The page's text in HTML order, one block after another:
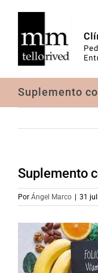
contenido
Suplemento
Suplemento
Por Ángel Marco 31